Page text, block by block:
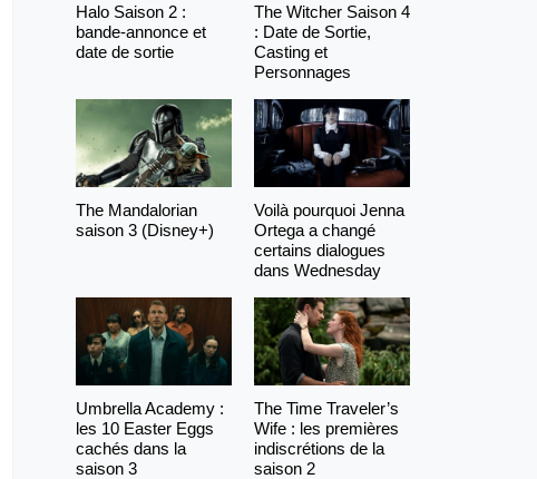
Halo Saison 2 :
bande-annonce et
date de sortie
The Witcher Saison 4
: Date de Sortie,
Casting et
Personnages
The Mandalorian
saison 3 (Disney+)
Voilà pourquoi Jenna
Ortega a changé
certains dialogues
dans Wednesday
Umbrella Academy :
les 10 Easter Eggs
cachés dans la
saison 3
The Time Traveler’s
Wife : les premières
indiscrétions de la
saison 2